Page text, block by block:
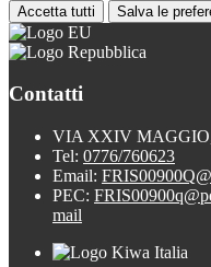
Accetta tutti Salva le
Contatti
VIA XXIV MAGGIO,
Tel: 0776/760623
Email:
PEC:
mail